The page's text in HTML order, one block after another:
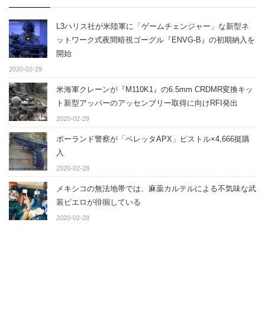
L3ハリス社が米陸軍に「ゲームチェンジャー」な新型ネ
ットワーク式夜間暗視ゴーグル『ENVG-B』の初期納入を
開始
2020-02-29
米海軍クレーンが『M110K1』の6.5mm CRDMR変換キッ
ト新型アッパーのアッセンブリー取得に向けRFI発出
2020-02-29
ポーランド警察が「ベレッタAPX」ピストル×4,666挺購
入
2020-02-28
メキシコの無法地帯では、麻薬カルテルによる不気味な武
装ピエロが徘徊している
2020-02-28